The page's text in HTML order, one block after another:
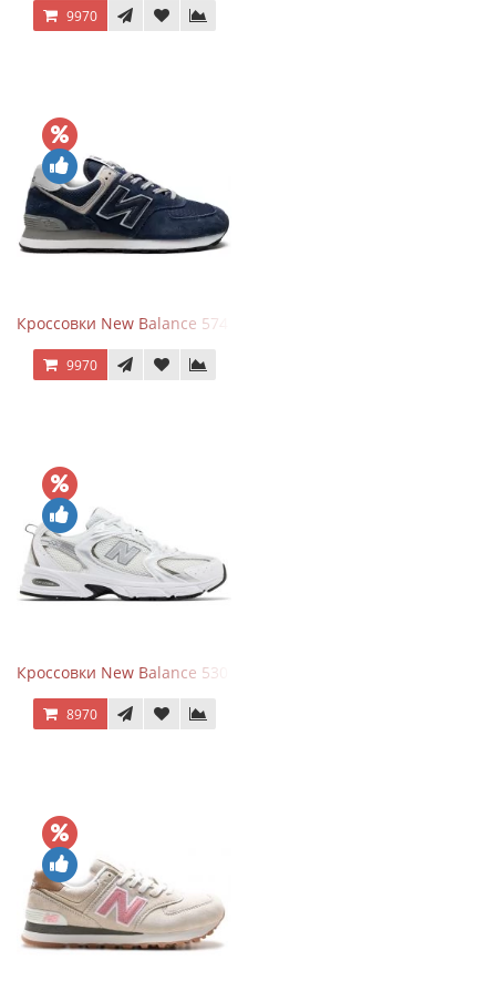
9970
Кроссовки New Balance 574 Navy Blue Grey
9970
Кроссовки New Balance 530 White Silver Metallic
8970